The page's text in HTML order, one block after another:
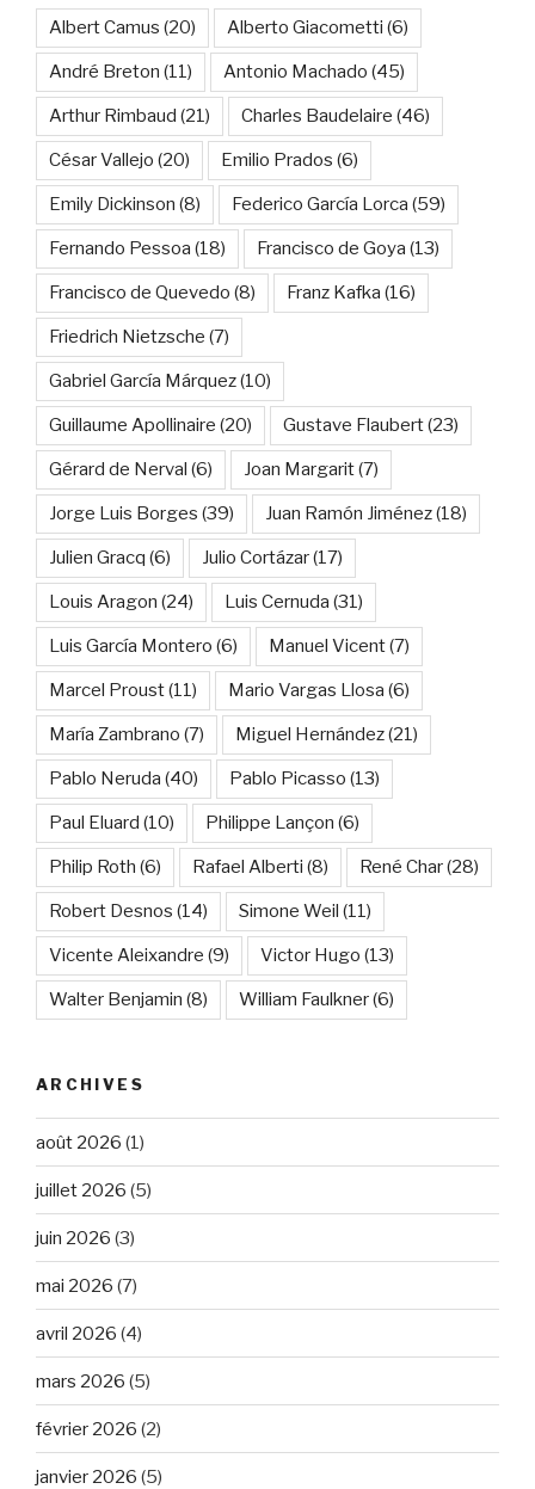
Albert Camus (20) Alberto Giacometti (6)
André Breton (11) Antonio Machado (45)
Arthur Rimbaud (21) Charles Baudelaire (46)
César Vallejo (20) Emilio Prados (6)
Emily Dickinson (8) Federico García Lorca (59)
Fernando Pessoa (18) Francisco de Goya (13)
Francisco de Quevedo (8) Franz Kafka (16)
Friedrich Nietzsche (7)
Gabriel García Márquez(10)
Guillaume Apollinaire (20) Gustave Flaubert(23)
Gérard de Nerval (6) Joan Margarit(7)
Jorge Luis Borges (39) Juan Ramón Jiménez(18)
Julien Gracq (6) Julio Cortázar(17)
Louis Aragon (24) Luis Cernuda (31)
Luis García Montero (6) Manuel Vicent(7)
Marcel Proust(11) Mario Vargas Llosa (6)
María Zambrano (7) Miguel Hernández(21)
Pablo Neruda (40) Pablo Picasso (13)
Paul Eluard (10) Philippe Lançon (6)
Philip Roth (6) Rafael Alberti (8) René Char(28)
Robert Desnos (14) Simone Weil (11)
Vicente Aleixandre (9) Victor Hugo (13)
Walter Benjamin (8) William Faulkner(6)
ARCHIVES
août 2026 (1)
juillet 2026 (5)
juin 2026 (3)
mai 2026 (7)
avril 2026 (4)
mars 2026 (5)
février 2026 (2)
janvier 2026 (5)